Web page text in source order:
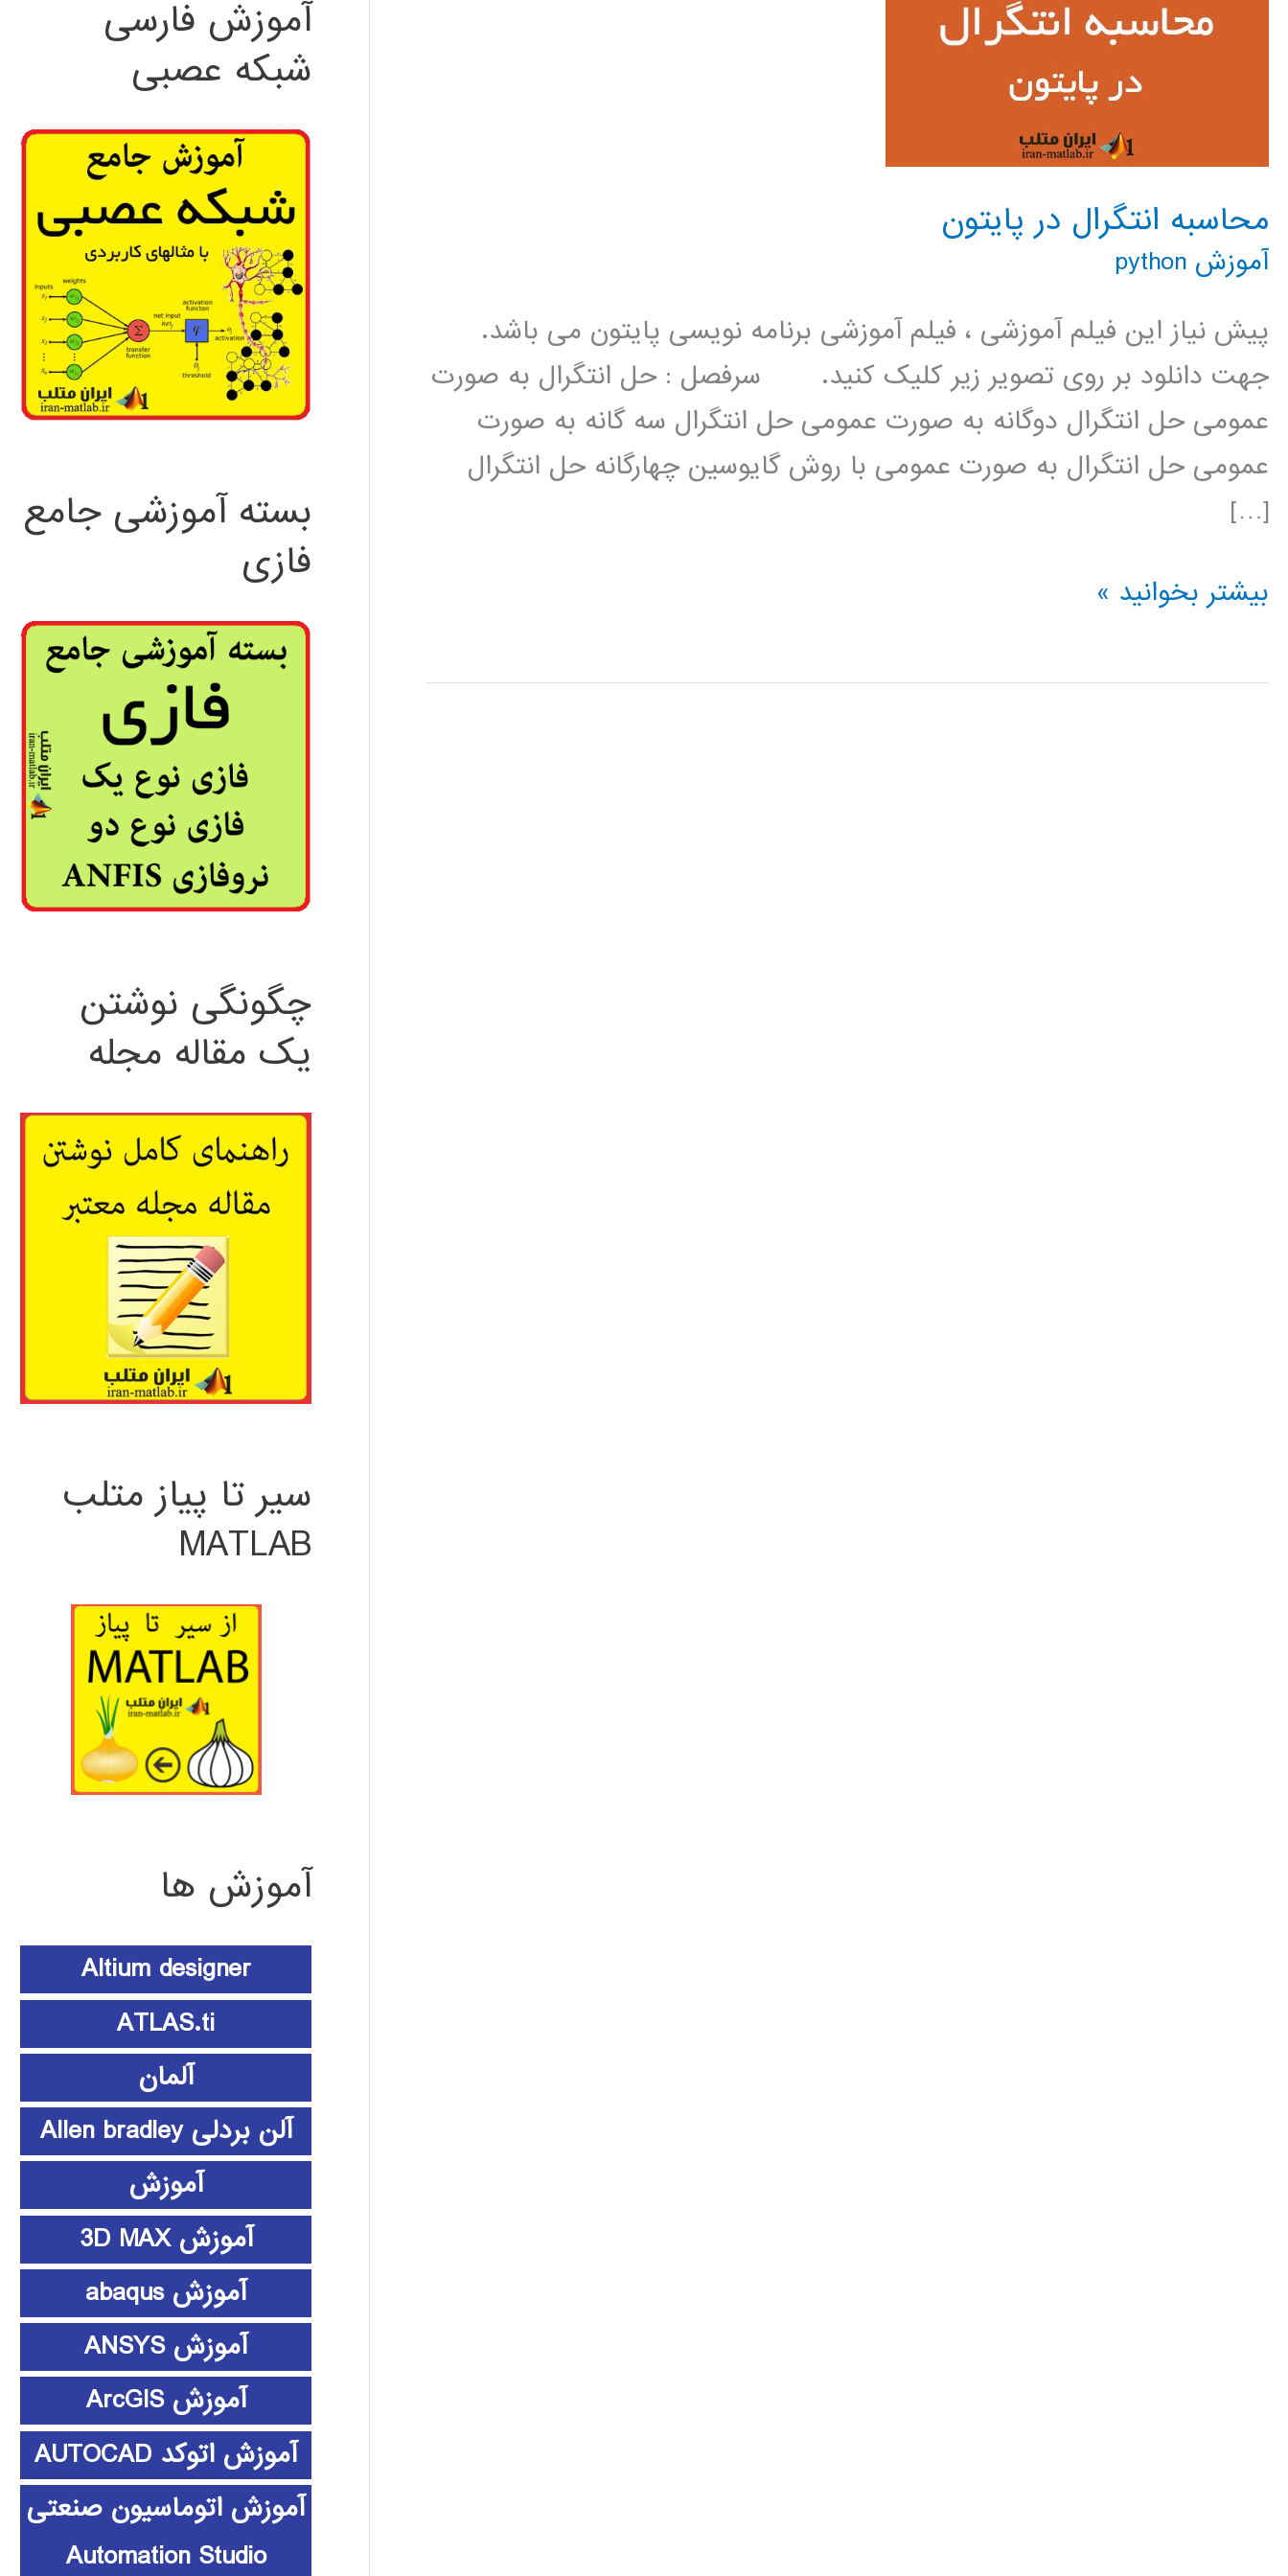
محاسبه انتگرال در پایتون
آموزش python
پیش نیاز این فیلم آموزشی ، فیلم آموزشی برنامه نویسی پایتون می باشد.
جهت دانلود بر روی تصویر زیر کلیک کنید. سرفصل : حل انتگرال به صورت
عمومی حل انتگرال دوگانه به صورت عمومی حل انتگرال سه گانه به صورت
عمومی حل انتگرال به صورت عمومی با روش گایوسین چهارگانه حل انتگرال
[…]
محاسبه
در
بیشتر بخوانید »
آموزش فارسی
شبکه عصبی
بسته آموزشی جامع
فازی
چگونگی نوشتن
یک مقاله مجله
سیر تا پیاز متلب
MATLAB
آموزش ها
Altium designer
ATLAS.ti
آلمان
آلن بردلی Allen bradley
آموزش
آموزش 3D MAX
آموزش abaqus
آموزش ANSYS
آموزش ArcGIS
آموزش اتوکد AUTOCAD
آموزش اتوماسیون صنعتی
Automation Studio